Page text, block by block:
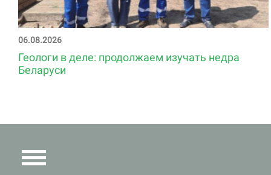
06.08.2026
Геологи в деле: продолжаем изучать недра
Беларуси